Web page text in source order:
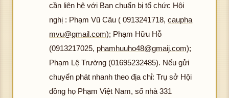
cần liên hệ với Ban chuẩn bị tổ chức Hội
nghị : Phạm Vũ Câu ( 0913241718,caupha
mvu@gmail.com); Phạm Hữu Hỗ
(0913217025, phamhuuho48@gmaij.com);
Phạm Lệ Trường (01695232485). Nếu gửi
chuyển phát nhanh theo địa chỉ: Trụ sở Hội
đồng họ Phạm Việt Nam, số nhà 331